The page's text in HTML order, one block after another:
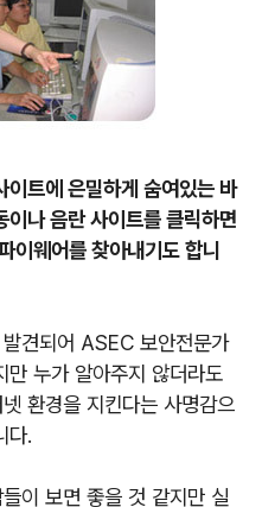
이트에 은밀하게 숨여있는 바
이나 음란 사이트를 클릭하면
이웨어를 찾아내기도 합니
견되어 ASEC 보안전문가
만 누가 알아주지 않더라도
환경을 지킨다는 사명감으
다.
이 보면 좋을 것 같지만 실